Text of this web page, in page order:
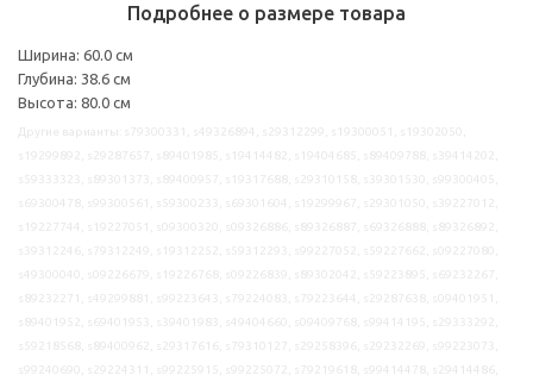
Подробнее о размере товара
Ширина: 60.0 см
Глубина: 38.6 см
Высота: 80.0 см